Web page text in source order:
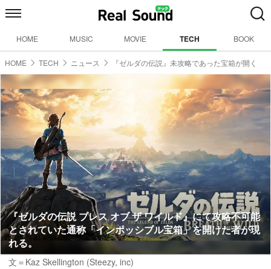
HOME MUSIC MOVIE TECH BOOK
HOME TECH ニュース 『ゼルダの伝説』未攻略であった宝箱が開く
『ゼルダの伝説 ブレス オブ ザ ワイルド』にて攻略不可能
とされていた通称「インポッシブル宝箱」を開けた者が現
れる。
文＝Kaz Skellington (Steezy, inc)